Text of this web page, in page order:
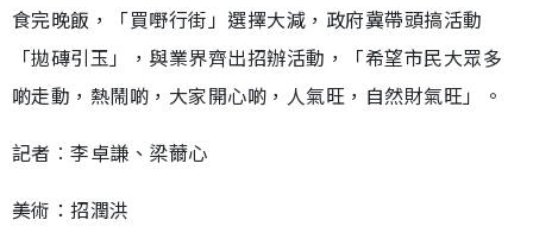
食完晚飯，「買嘢行街」選擇大減，政府冀帶頭搞活動
「拋磚引玉」，與業界齊出招辦活動，「希望市民大眾多
啲走動，熱鬧啲，大家開心啲，人氣旺，自然財氣旺」。
記者︰李卓謙、梁薾心
美術：招潤洪